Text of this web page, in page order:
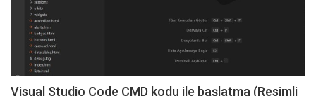
Visual Studio Code CMD kodu ile başlatma (Resimli